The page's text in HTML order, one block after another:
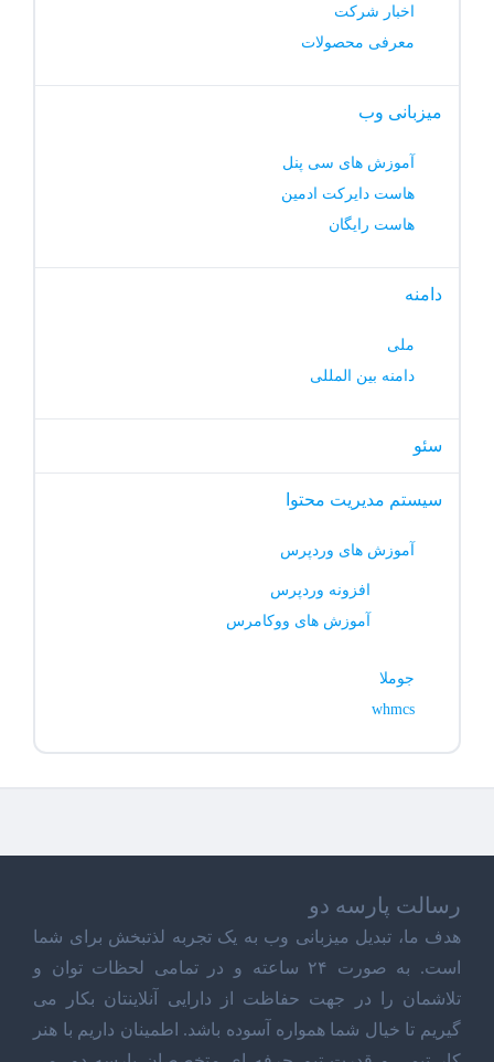
اخبار شرکت
معرفی محصولات
میزبانی وب
آموزش های سی پنل
هاست دایرکت ادمین
هاست رایگان
دامنه
ملی
دامنه بین المللی
سئو
سیستم مدیریت محتوا
آموزش های وردپرس
افزونه وردپرس
آموزش های ووکامرس
جوملا
whmcs
رسالت پارسه دو
هدف ما، تبدیل میزبانی وب به یک تجربه لذتبخش برای شما
است. به صورت ۲۴ ساعته و در تمامی لحظات توان و
تلاشمان را در جهت حفاظت از دارایی آنلاینتان بکار می
گیریم تا خیال شما همواره آسوده باشد. اطمینان داریم با هنر